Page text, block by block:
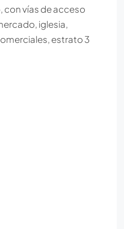
vías de acceso
iglesia,
estrato 3